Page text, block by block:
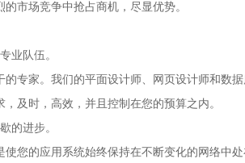
市场竞争中抢占商机，尽显优势。
业队伍。
家。我们的平面设计师、网页设计师和数据
及时，高效，并且控制在您的预算之内。
的进步。
的应用系统始终保持在不断变化的网络中处